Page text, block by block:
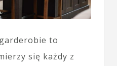
to
się każdy z